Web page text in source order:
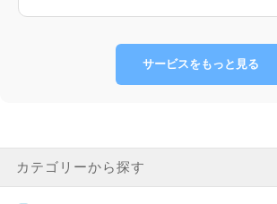
サービスをもっと見る
カテゴリーから探す